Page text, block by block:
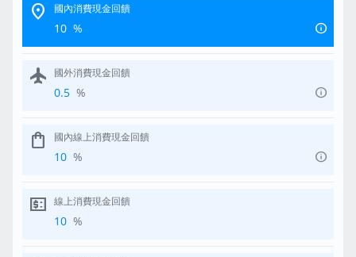
location_on 國內消費現金回饋
10 % info
flight 國外消費現金回饋
0.5 % info
shopping_bag 國內線上消費現金回饋
10 % info
price_change 線上消費現金回饋
10 %